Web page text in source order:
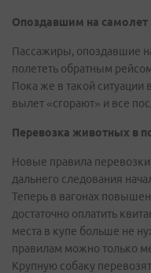
Опоздавшим на самолет
Пассажиры, опоздавшие
полететь обратным
Пока же в такой
вылет «сгорают» и все
Перевозка животных в
Новые правила
дальнего следования
Теперь в вагонах
достаточно оплатить
места в купе больше не
правилам можно только
Крупную собаку